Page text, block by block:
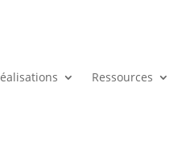
Ressources